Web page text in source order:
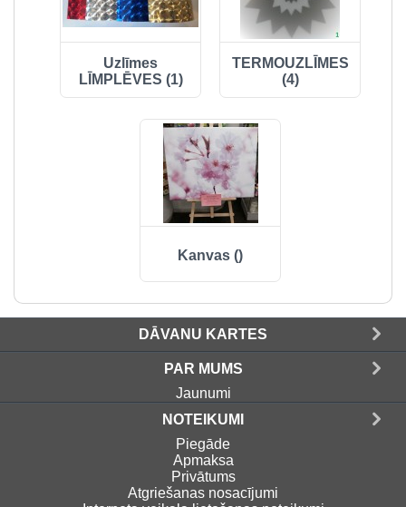
Uzlīmes
LĪMPLĒVES (1)
TERMOUZLĪMES
(4)
Kanvas ()
DĀVANU KARTES
PAR MUMS
Jaunumi
NOTEIKUMI
Piegāde
Apmaksa
Privātums
Atgriešanas nosacījumi